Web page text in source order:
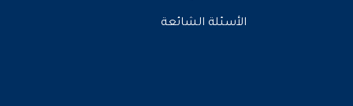
الأسئلة الشائعة